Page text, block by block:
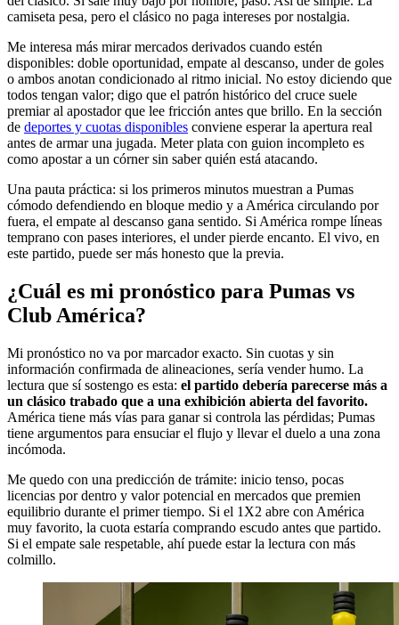
camiseta pesa, pero el clásico no paga intereses por nostalgia.
Me interesa más mirar mercados derivados cuando estén
disponibles: doble oportunidad, empate al descanso, under de goles
o ambos anotan condicionado al ritmo inicial. No estoy diciendo que
todos tengan valor; digo que el patrón histórico del cruce suele
premiar al apostador que lee fricción antes que brillo. En la sección
de deportes y cuotas disponibles conviene esperar la apertura real
antes de armar una jugada. Meter plata con guion incompleto es
como apostar a un córner sin saber quién está atacando.
Una pauta práctica: si los primeros minutos muestran a Pumas
cómodo defendiendo en bloque medio y a América circulando por
fuera, el empate al descanso gana sentido. Si América rompe líneas
temprano con pases interiores, el under pierde encanto. El vivo, en
este partido, puede ser más honesto que la previa.
¿Cuál es mi pronóstico para Pumas vs
Club América?
Mi pronóstico no va por marcador exacto. Sin cuotas y sin
información confirmada de alineaciones, sería vender humo. La
lectura que sí sostengo es esta: el partido debería parecerse más a
un clásico trabado que a una exhibición abierta del favorito.
América tiene más vías para ganar si controla las pérdidas; Pumas
tiene argumentos para ensuciar el flujo y llevar el duelo a una zona
incómoda.
Me quedo con una predicción de trámite: inicio tenso, pocas
licencias por dentro y valor potencial en mercados que premien
equilibrio durante el primer tiempo. Si el 1X2 abre con América
muy favorito, la cuota estaría comprando escudo antes que partido.
Si el empate sale respetable, ahí puede estar la lectura con más
colmillo.